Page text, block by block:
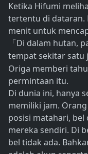
Ketika Hifumi
tertentu di dataran.
menit untuk
「 Di dalam hutan,
tempat sekitar satu
Origa memberi
permintaan itu.
Di dunia ini, hanya
memiliki jam.
posisi matahari,
mereka sendiri. Di
bel tidak ada.